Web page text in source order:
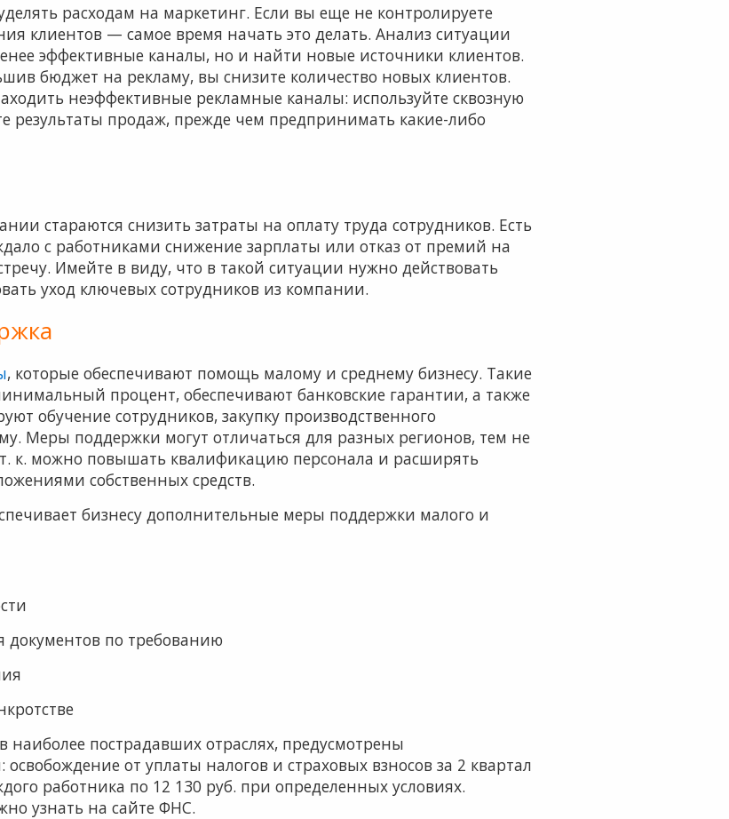
расходам на маркетинг. Если вы еще не контролируете
клиентов — самое время начать это делать. Анализ ситуации
эффективные каналы, но и найти новые источники клиентов.
бюджет на рекламу, вы снизите количество новых клиентов.
неэффективные рекламные каналы: используйте сквозную
результаты продаж, прежде чем предпринимать какие-либо
стараются снизить затраты на оплату труда сотрудников. Есть
с работниками снижение зарплаты или отказ от премий на
Имейте в виду, что в такой ситуации нужно действовать
уход ключевых сотрудников из компании.
, которые обеспечивают помощь малому и среднему бизнесу. Такие
процент, обеспечивают банковские гарантии, а также
обучение сотрудников, закупку производственного
Меры поддержки могут отличаться для разных регионов, тем не
к. можно повышать квалификацию персонала и расширять
собственных средств.
бизнесу дополнительные меры поддержки малого и
документов по требованию
пострадавших отраслях, предусмотрены
от уплаты налогов и страховых взносов за 2 квартал
работника по 12 130 руб. при определенных условиях.
узнать на сайте ФНС.